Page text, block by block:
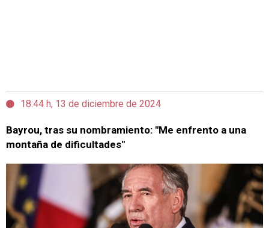
18:44 h, 13 de diciembre de 2024
Bayrou, tras su nombramiento: "Me enfrento a una
montaña de dificultades"